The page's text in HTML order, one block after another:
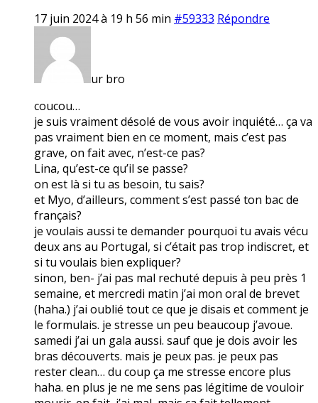
17 juin 2024 à 19 h 56 min #59333 Répondre
ur bro
coucou…
je suis vraiment désolé de vous avoir inquiété… ça va
pas vraiment bien en ce moment, mais c’est pas
grave, on fait avec, n’est-ce pas?
Lina, qu’est-ce qu’il se passe?
on est là si tu as besoin, tu sais?
et Myo, d’ailleurs, comment s’est passé ton bac de
français?
je voulais aussi te demander pourquoi tu avais vécu
deux ans au Portugal, si c’était pas trop indiscret, et
si tu voulais bien expliquer?
sinon, ben- j’ai pas mal rechuté depuis à peu près 1
semaine, et mercredi matin j’ai mon oral de brevet
(haha.) j’ai oublié tout ce que je disais et comment je
le formulais. je stresse un peu beaucoup j’avoue.
samedi j’ai un gala aussi. sauf que je dois avoir les
bras découverts. mais je peux pas. je peux pas
rester clean… du coup ça me stresse encore plus
haha. en plus je ne me sens pas légitime de vouloir